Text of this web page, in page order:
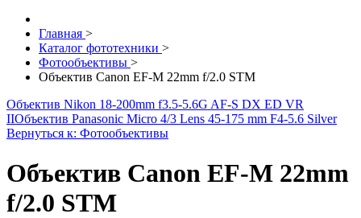
Главная >
Каталог фототехники >
Фотообъективы >
Объектив Canon EF-M 22mm f/2.0 STM
Объектив Nikon 18-200mm f3.5-5.6G AF-S DX ED VR
IIОбъектив Panasonic Micro 4/3 Lens 45-175 mm F4-5.6 Silver
Вернуться к: Фотообъективы
Объектив Canon EF-M 22mm
f/2.0 STM